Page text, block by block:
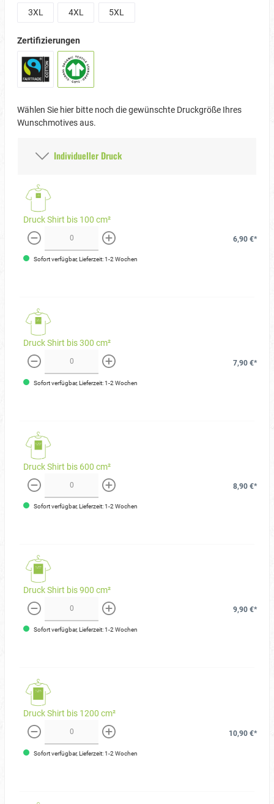
3XL 4XL 5XL
Zertifizierungen
Wählen Sie hier bitte noch die gewünschte Druckgröße Ihres
Wunschmotives aus.
Individueller Druck
Druck Shirt bis 100 cm²
weniger mehr
6,90 €*
Sofort verfügbar, Lieferzeit: 1-2 Wochen
Druck Shirt bis 300 cm²
weniger mehr
7,90 €*
Sofort verfügbar, Lieferzeit: 1-2 Wochen
Druck Shirt bis 600 cm²
weniger mehr
8,90 €*
Sofort verfügbar, Lieferzeit: 1-2 Wochen
Druck Shirt bis 900 cm²
weniger mehr
9,90 €*
Sofort verfügbar, Lieferzeit: 1-2 Wochen
Druck Shirt bis 1200 cm²
weniger mehr
10,90 €*
Sofort verfügbar, Lieferzeit: 1-2 Wochen